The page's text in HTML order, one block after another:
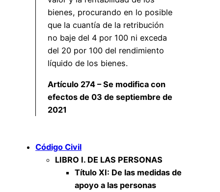
bienes, procurando en lo posible
que la cuantía de la retribución
no baje del 4 por 100 ni exceda
del 20 por 100 del rendimiento
líquido de los bienes.
Artículo 274 – Se modifica con
efectos de 03 de septiembre de
2021
Código Civil
LIBRO I. DE LAS PERSONAS
Título XI: De las medidas de
apoyo a las personas